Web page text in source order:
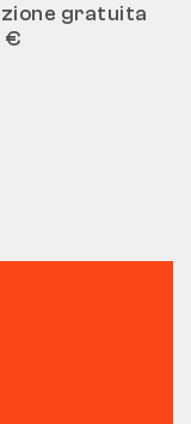
gratuita
€